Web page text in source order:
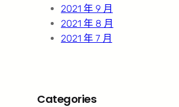
2021 年 9 月
2021 年 8 月
2021 年 7 月
Categories